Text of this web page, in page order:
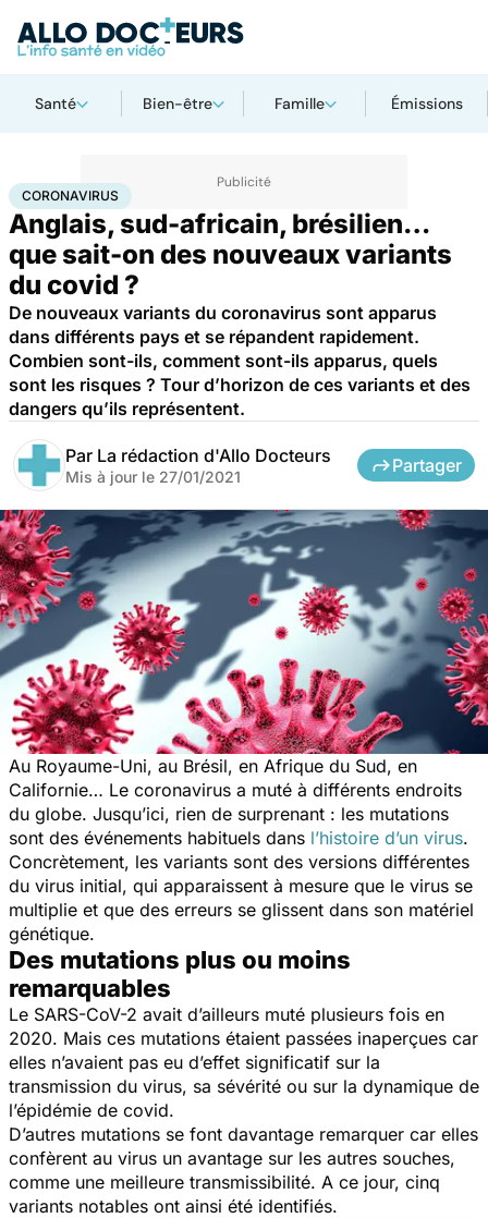
Santé Bien-être Famille Émissions
AccueilSantéCoronavirus
CORONAVIRUS
Anglais, sud-africain, brésilien…
que sait-on des nouveaux variants
du covid ?
De nouveaux variants du coronavirus sont apparus
dans différents pays et se répandent rapidement.
Combien sont-ils, comment sont-ils apparus, quels
sont les risques ? Tour d’horizon de ces variants et des
dangers qu’ils représentent.
Par La rédaction d'Allo Docteurs
Mis à jour le 27/01/2021
Partager
Au Royaume-Uni, au Brésil, en Afrique du Sud, en
Californie… Le coronavirus a muté à différents endroits
du globe. Jusqu’ici, rien de surprenant : les mutations
sont des événements habituels dans l’histoire d’un virus.
Concrètement, les variants sont des versions différentes
du virus initial, qui apparaissent à mesure que le virus se
multiplie et que des erreurs se glissent dans son matériel
génétique.
Des mutations plus ou moins
remarquables
Le SARS-CoV-2 avait d’ailleurs muté plusieurs fois en
2020. Mais ces mutations étaient passées inaperçues car
elles n’avaient pas eu d’effet significatif sur la
transmission du virus, sa sévérité ou sur la dynamique de
l’épidémie de covid.
D’autres mutations se font davantage remarquer car elles
confèrent au virus un avantage sur les autres souches,
comme une meilleure transmissibilité. A ce jour, cinq
variants notables ont ainsi été identifiés.